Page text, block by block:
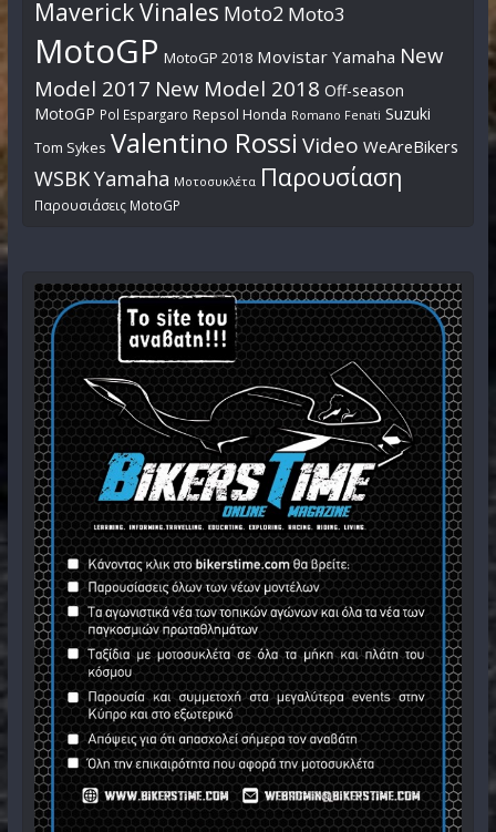
Maverick Vinales Moto2 Moto3
MotoGP MotoGP 2018 Movistar Yamaha New
Model 2017 New Model 2018 Off-season
MotoGP Pol Espargaro Repsol Honda Romano Fenati Suzuki
Tom Sykes Valentino Rossi Video WeAreBikers
WSBKYamaha Μοτοσυκλέτα Παρουσίαση
Παρουσιάσεις MotoGP